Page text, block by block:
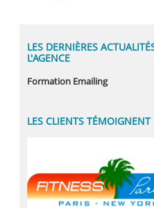
LES DERNIÈRES
L'AGENCE
Formation Emailing
LES CLIENTS TÉMOIGNENT